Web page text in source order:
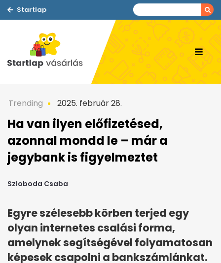
Startlap
Trending 2025. február 28.
Ha van ilyen előfizetésed,
azonnal mondd le – már a
jegybank is figyelmeztet
Szloboda Csaba
Egyre szélesebb körben terjed egy
olyan internetes csalási forma,
amelynek segítségével folyamatosan
képesek csapolni a bankszámlánkat.